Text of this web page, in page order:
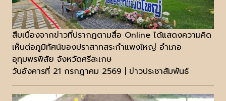
สืบเนื่องจากข่าวที่ปรากฏตามสื่อ Online ได้แสดงความคิด
เห็นต่อภูมิทัศน์ของปราสาทสระกำแพงใหญ่ อำเภอ
อุทุมพรพิสัย จังหวัดศรีสะเกษ
วันอังคารที่ 21 กรกฎาคม 2569 | ข่าวประชาสัมพันธ์